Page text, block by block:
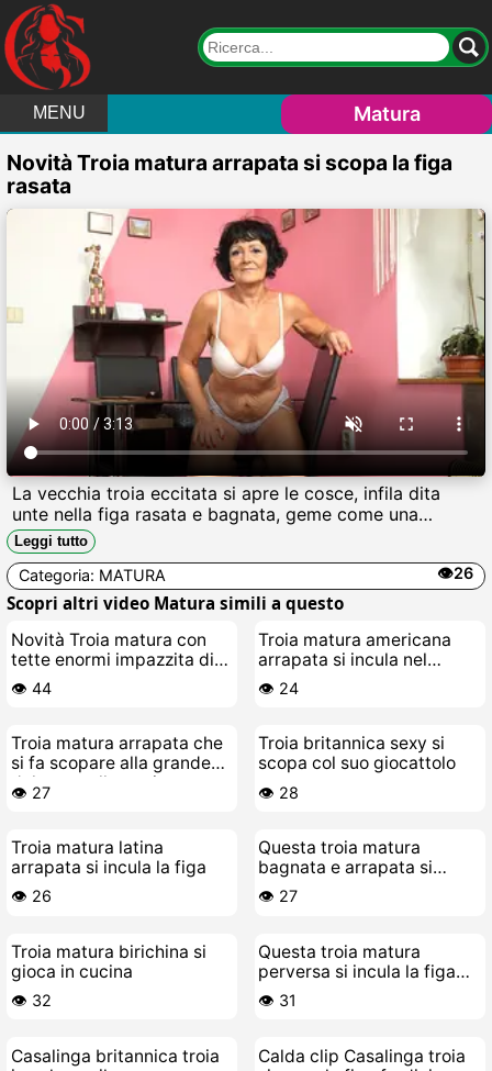
MENU Matura
Novità Troia matura arrapata si scopa la figa
rasata
La vecchia troia eccitata si apre le cosce, infila dita
unte nella figa rasata e bagnata, geme come una
puttana mentre si masturba forte, succhiando il
clitoride gonfio fino a schizzareare sborra calda Cazzo,
che spettacolo.
Leggi tutto
Categoria: MATURA 👁️26
Scopri altri video Matura simili a questo
Novità Troia matura con
tette enormi impazzita di
cazzo
👁️ 44
Troia matura americana
arrapata si incula nel
guardaroba
👁️ 24
Troia matura arrapata che
si fa scopare alla grande
dal suo stallone giovane
👁️ 27
Troia britannica sexy si
scopa col suo giocattolo
👁️ 28
Troia matura latina
arrapata si incula la figa
👁️ 26
Questa troia matura
bagnata e arrapata si
masturba
👁️ 27
Troia matura birichina si
gioca in cucina
👁️ 32
Questa troia matura
perversa si incula la figa
con le dita
👁️ 31
Casalinga britannica troia
Calda clip Casalinga troia